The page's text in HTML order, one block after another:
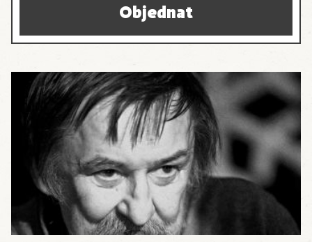
Objednat